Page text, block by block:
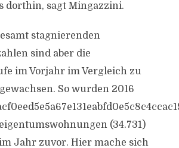
dorthin, sagt Mingazzini.
stagnierenden
sind aber die
im Vorjahr im Vergleich zu
So wurden 2016
(34.731)
Jahr zuvor. Hier mache sich